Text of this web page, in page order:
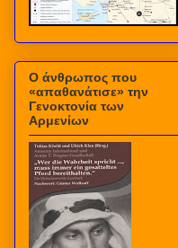
Ο άνθρωπος που
«απαθανάτισε» την
Γενοκτονία των
Αρμενίων